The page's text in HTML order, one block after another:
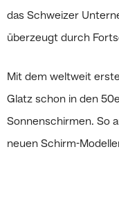
das Schweizer
überzeugt durch
Mit dem weltweit
Glatz schon in den
Sonnenschirmen. So
neuen Schirm-